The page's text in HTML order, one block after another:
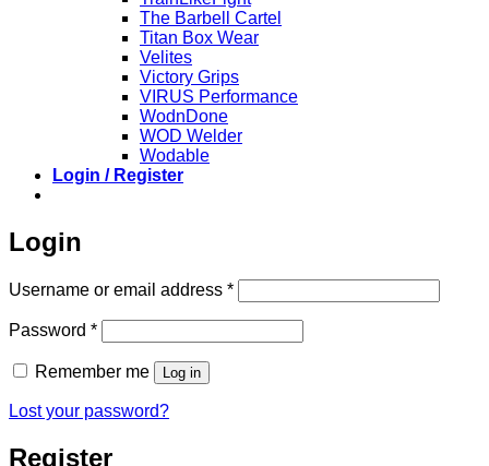
The Barbell Cartel
Titan Box Wear
Velites
Victory Grips
VIRUS Performance
WodnDone
WOD Welder
Wodable
Login / Register
Login
Username or email address *Required
Password *Required
Remember me Log in
Lost your password?
Register